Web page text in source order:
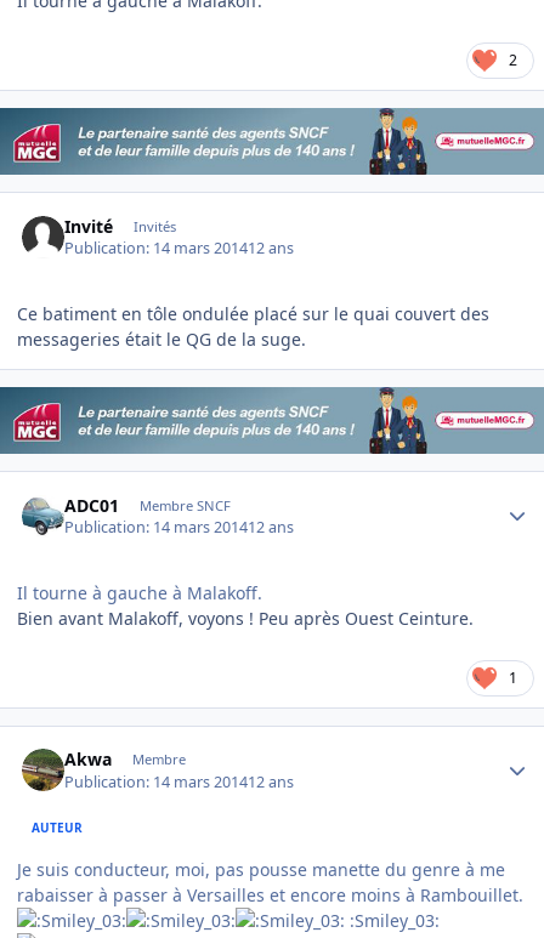
2
Invité Invités
Publication: 14 mars 201412 ans
Ce batiment en tôle ondulée placé sur le quai couvert des
messageries était le QG de la suge.
ADC01 Membre SNCF
Publication: 14 mars 201412 ans
Il tourne à gauche à Malakoff.
Bien avant Malakoff, voyons ! Peu après Ouest Ceinture.
1
Akwa Membre
Publication: 14 mars 201412 ans
AUTEUR
Je suis conducteur, moi, pas pousse manette du genre à me
rabaisser à passer à Versailles et encore moins à Rambouillet.
:Smiley_03: